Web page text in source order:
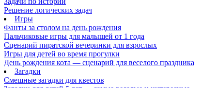
Решение логических задач
Игры
Фанты за столом на день рождения
Пальчиковые игры для малышей от 1 года
Сценарий пиратской вечеринки для взрослых
Игры для детей во время прогулки
День рождения кота — сценарий для веселого праздника
Загадки
Смешные загадки для квестов